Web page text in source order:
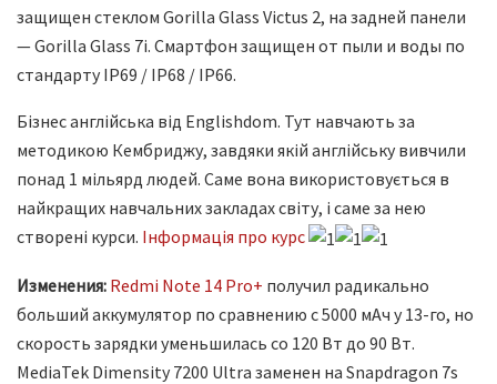
защищен стеклом Gorilla Glass Victus 2, на задней панели
— Gorilla Glass 7i. Смартфон защищен от пыли и воды по
стандарту IP69 / IP68 / IP66.
Бізнес англійська від Englishdom. Тут навчають за
методикою Кембриджу, завдяки якій англійську вивчили
понад 1 мільярд людей. Саме вона використовується в
найкращих навчальних закладах світу, і саме за нею
створені курси. Інформація про курс
Изменения: Redmi Note 14 Pro+ получил радикально
больший аккумулятор по сравнению с 5000 мАч у 13-го, но
скорость зарядки уменьшилась со 120 Вт до 90 Вт.
MediaTek Dimensity 7200 Ultra заменен на Snapdragon 7s